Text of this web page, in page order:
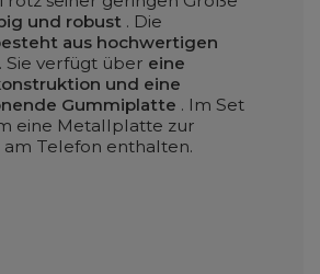
und robust . Die
aus hochwertigen
. Sie verfügt über eine
und eine
Gummiplatte . Im Set
eine Metallplatte zur
am Telefon enthalten.